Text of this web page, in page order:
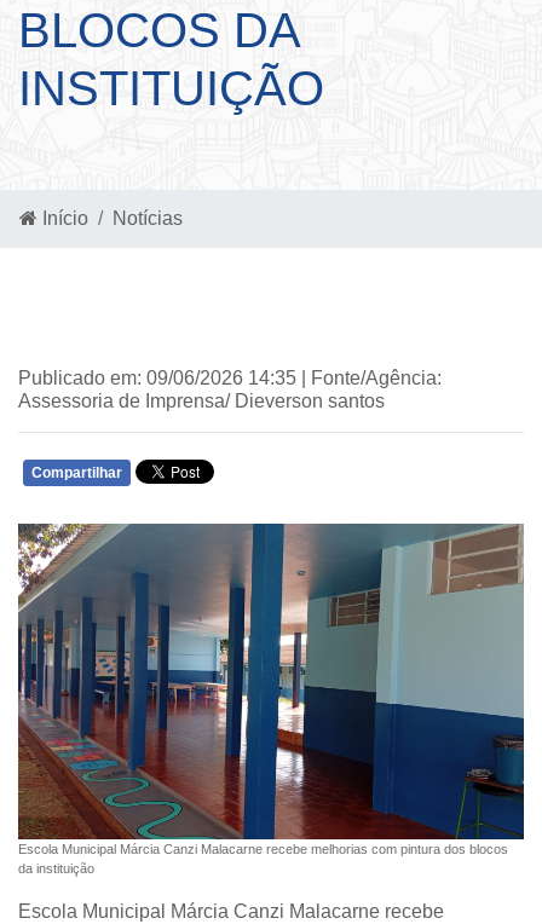
BLOCOS DA
INSTITUIÇÃO
Início Notícias
Publicado em: 09/06/2026 14:35 | Fonte/Agência:
Assessoria de Imprensa/ Dieverson santos
Compartilhar
Escola Municipal Márcia Canzi Malacarne recebe melhorias com pintura dos blocos
da instituição
Escola Municipal Márcia Canzi Malacarne recebe